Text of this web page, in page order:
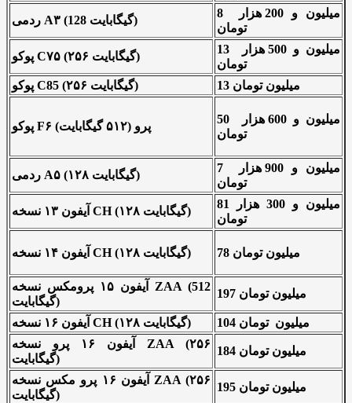
ردمی A۳ (128 گیگابایت)
8 میلیون و 200 هزار
تومان
پوکو C۷۵ (۲۵۶ گیگابایت)
13 میلیون و 500 هزار
تومان
پوکو C85 (۲۵۶ گیگابایت)
13 میلیون تومان
پوکو F۶ پرو (۵۱۲ گیگابایت)
50 میلیون و 600 هزار
تومان
ردمی A۵ (۱۲۸ گیگابایت)
7 میلیون و 900 هزار
تومان
آیفون ۱۳ نسخه CH (۱۲۸ گیگابایت)
81 میلیون و 300 هزار
تومان
آیفون ۱۴ نسخه CH (۱۲۸ گیگابایت) 78 میلیون تومان
آیفون ۱۵ پرومکس نسخه ZAA (512
گیگابایت)
197 میلیون تومان
آیفون ۱۶ نسخه CH (۱۲۸ گیگابایت)
104 میلیون تومان
آیفون ۱۶ پرو نسخه ZAA (۲۵۶
گیگابایت)
184 میلیون تومان
آیفون ۱۶ پرو مکس نسخه ZAA (۲۵۶
گیگابایت)